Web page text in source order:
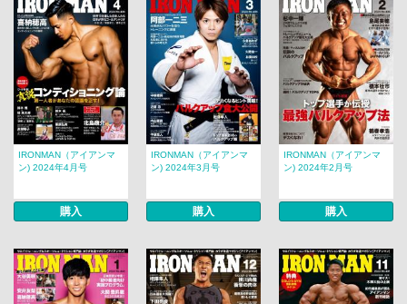
IRONMAN（アイアンマ
ン) 2024年4月号
購入
IRONMAN（アイアンマ
ン) 2024年3月号
購入
IRONMAN（アイアンマ
ン) 2024年2月号
購入